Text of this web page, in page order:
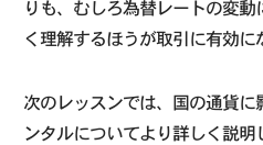
りも、むしろ為替レートの変
く理解するほうが取引に有効に
次のレッスンでは、国の通貨
ンタルについてより詳しく説明